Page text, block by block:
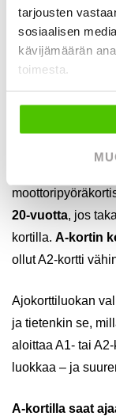
tarjousten
sosiaalisen
kävijämäärän
toimesta.
eli
20-vuotta, jos
kortilla. A-kortin
ollut A2-kortti
Ajokorttiluokan
ja tietenkin se,
aloittaa A1- tai
luokkaa – ja
A-kortilla saat